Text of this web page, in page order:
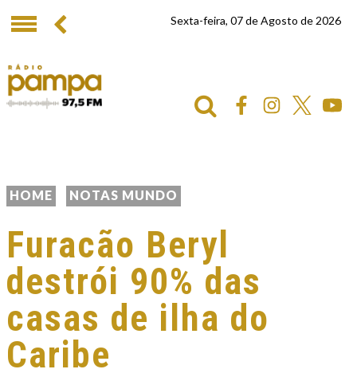
Sexta-feira, 07 de Agosto de 2026
HOME NOTAS MUNDO
Furacão Beryl
destrói 90% das
casas de ilha do
Caribe